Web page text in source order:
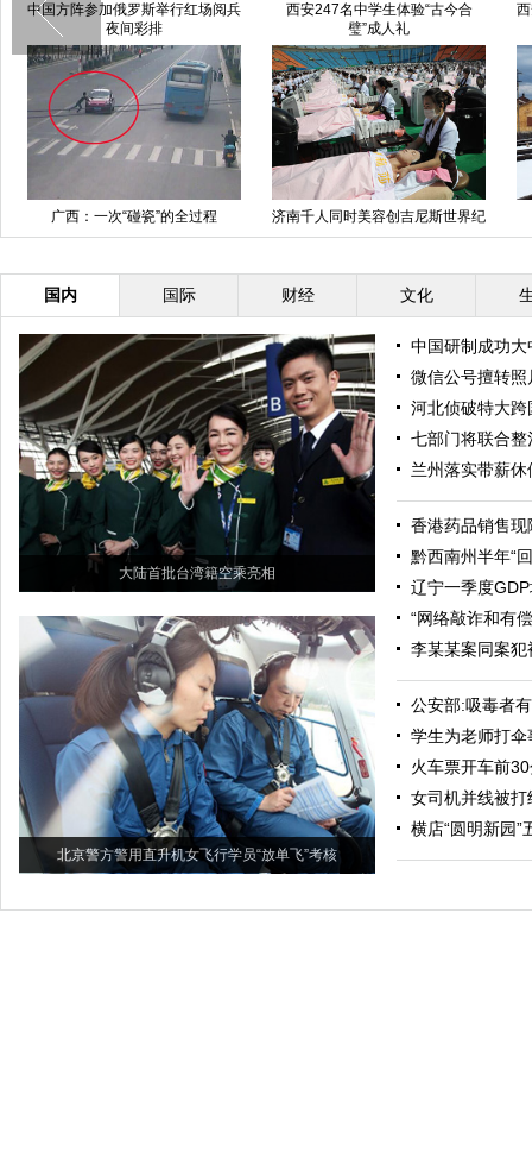
中国方阵参加俄罗斯举行红场阅兵
夜间彩排
西安247名中学生体验“古今合
璧”成人礼
广西：一次“碰瓷”的全过程
济南千人同时美容创吉尼斯世界纪
录
国内 国际 财经 文化
大陆首批台湾籍空乘亮相
北京警方警用直升机女飞行学员“放单飞”考核
中国研制成功
微信公号擅转
河北侦破特大
七部门将联合
兰州落实带薪
香港药品销售
黔西南州半年“
辽宁一季度
“网络敲诈和有
李某某案同案
公安部:吸毒者
学生为老师打
火车票开车前
女司机并线被
横店“圆明新园”